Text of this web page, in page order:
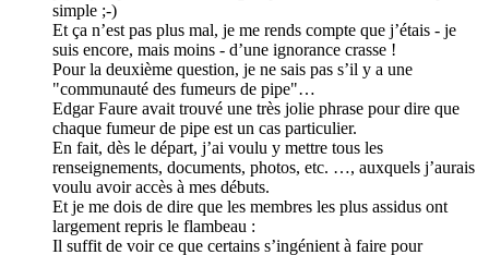
simple ;-)
Et ça n’est pas plus mal, je me rends compte que j’étais - je
suis encore, mais moins - d’une ignorance crasse !
Pour la deuxième question, je ne sais pas s’il y a une
"communauté des fumeurs de pipe"…
Edgar Faure avait trouvé une très jolie phrase pour dire que
chaque fumeur de pipe est un cas particulier.
En fait, dès le départ, j’ai voulu y mettre tous les
renseignements, documents, photos, etc. …, auxquels j’aurais
voulu avoir accès à mes débuts.
Et je me dois de dire que les membres les plus assidus ont
largement repris le flambeau :
Il suffit de voir ce que certains s’ingénient à faire pour